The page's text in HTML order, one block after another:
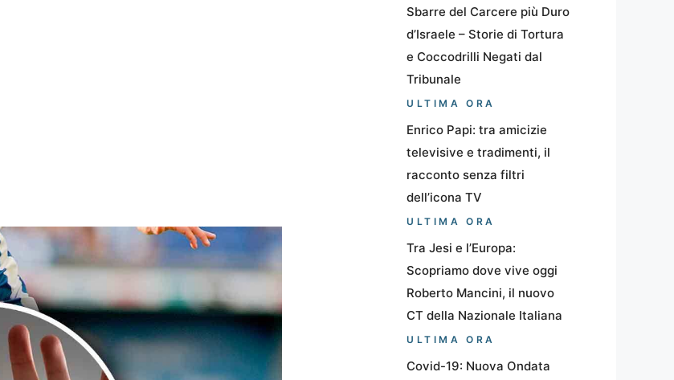
Sbarre del Carcere più Duro
d’Israele – Storie di Tortura
e Coccodrilli Negati dal
Tribunale
ULTIMA ORA
Enrico Papi: tra amicizie
televisive e tradimenti, il
racconto senza filtri
dell’icona TV
ULTIMA ORA
Tra Jesi e l’Europa:
Scopriamo dove vive oggi
Roberto Mancini, il nuovo
CT della Nazionale Italiana
ULTIMA ORA
Covid-19: Nuova Ondata